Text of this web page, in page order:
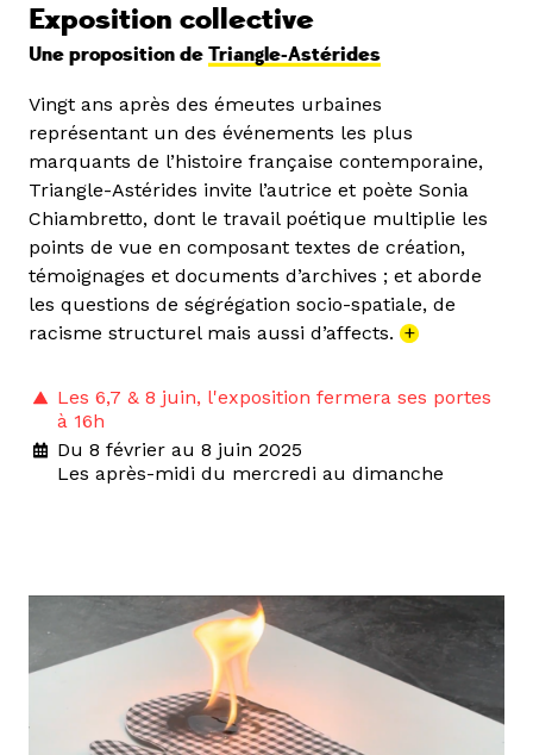
Exposition collective
Une proposition de Triangle-Astérides
Vingt ans après des émeutes urbaines
représentant un des événements les plus
marquants de l’histoire française contemporaine,
Triangle-Astérides invite l’autrice et poète Sonia
Chiambretto, dont le travail poétique multiplie les
points de vue en composant textes de création,
témoignages et documents d’archives ; et aborde
les questions de ségrégation socio-spatiale, de
racisme structurel mais aussi d’affects. +
Les 6,7 & 8 juin, l'exposition fermera ses portes
à 16h
Du 8 février au 8 juin 2025
Les après-midi du mercredi au dimanche